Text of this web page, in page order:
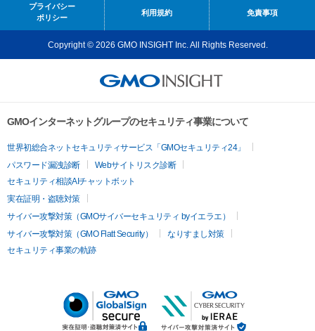
プライバシー
ポリシー
利用規約 免責事項
Copyright © 2026 GMO INSIGHT Inc. All Rights Reserved.
GMOインターネットグループのセキュリティ事業について
世界初総合ネットセキュリティサービス「GMOセキュリティ24」
パスワード漏洩診断
Webサイトリスク診断
セキュリティ相談AIチャットボット
実在証明・盗聴対策
サイバー攻撃対策（GMOサイバーセキュリティ byイエラエ）
サイバー攻撃対策（GMO Flatt Security）
なりすまし対策
セキュリティ事業の軌跡